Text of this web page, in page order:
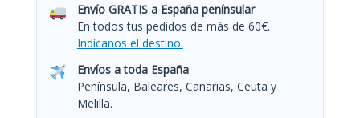
Envío GRATIS a España penínsular
En todos tus pedidos de más de 60€.
Indícanos el destino.
Envíos a toda España
Península, Baleares, Canarias, Ceuta y
Melilla.